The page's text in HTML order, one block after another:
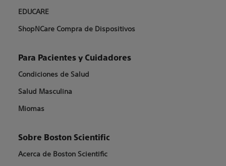
EDUCARE
ShopNCare Compra de Dispositivos
Para Pacientes y Cuidadores
Condiciones de Salud
Salud Masculina
Miomas
Sobre Boston Scientific
Acerca de Boston Scientific